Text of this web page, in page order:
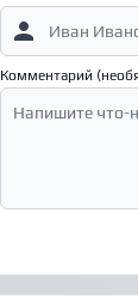
Комментарий